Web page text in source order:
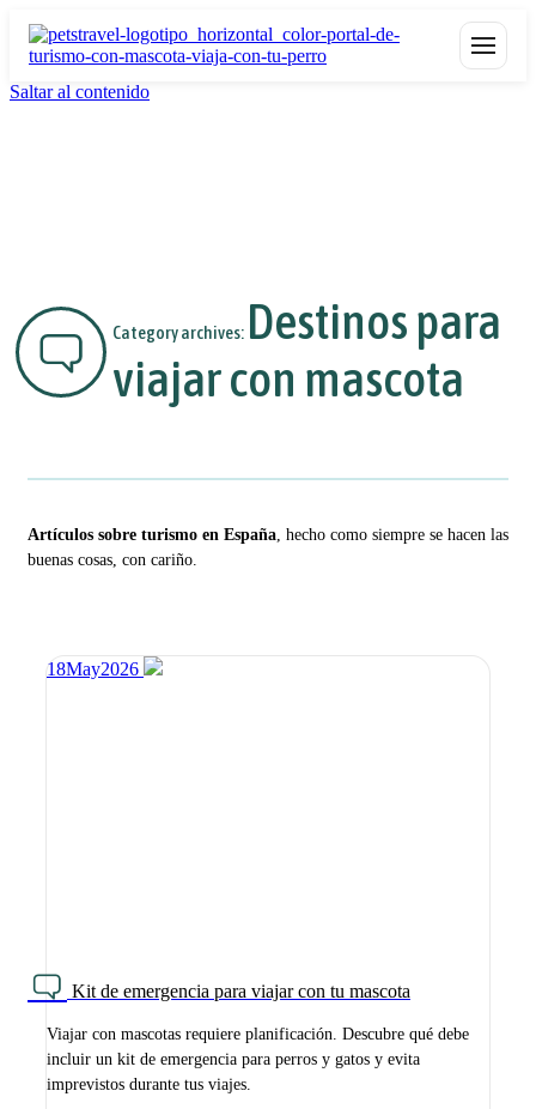
Saltar al contenido
Category archives: Destinos para
viajar con mascota
Artículos sobre turismo en España, hecho como siempre se hacen las
buenas cosas, con cariño.
18May2026
Kit de emergencia para viajar con tu mascota
Viajar con mascotas requiere planificación. Descubre qué debe
incluir un kit de emergencia para perros y gatos y evita
imprevistos durante tus viajes.